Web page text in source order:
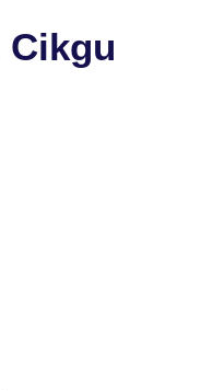
Cikgu